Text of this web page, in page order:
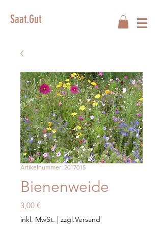
Saat.Gut
Artikelnummer: 2017015
Bienenweide
3,00 €Preis
inkl. MwSt. | zzgl.Versand